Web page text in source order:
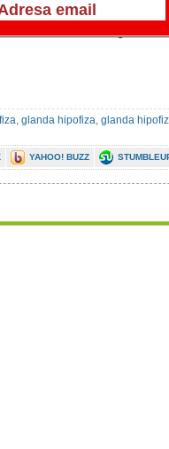
celule:
gama
, glanda hipofiza, glanda
YAHOO! BUZZ